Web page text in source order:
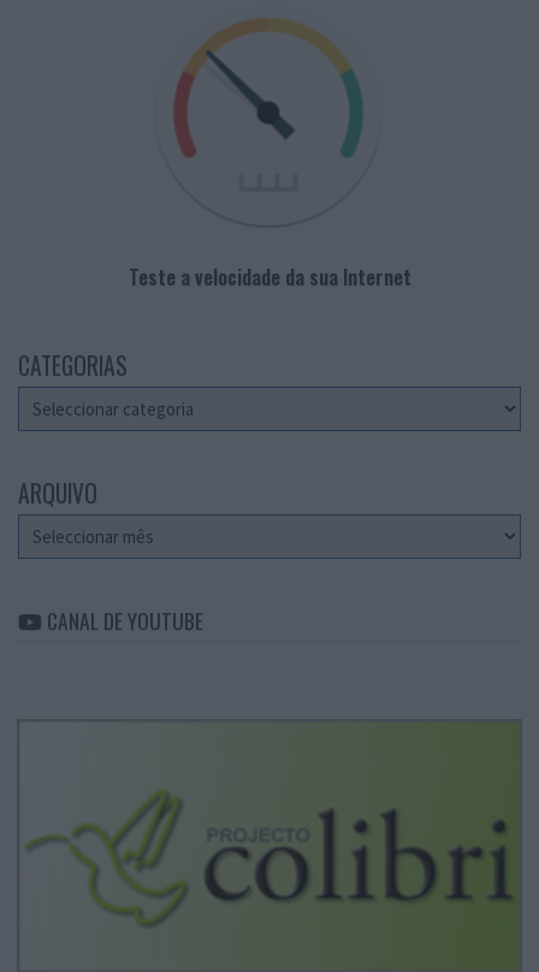
Teste a velocidade da sua Internet
CATEGORIAS
Categorias
ARQUIVO
Arquivo
CANAL DE YOUTUBE